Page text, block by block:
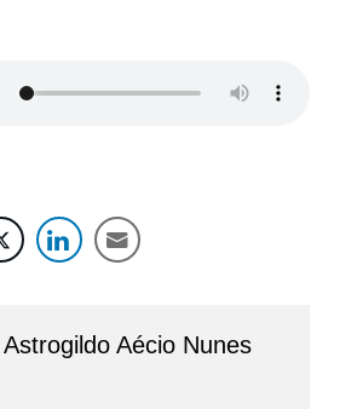
Astrogildo Aécio Nunes